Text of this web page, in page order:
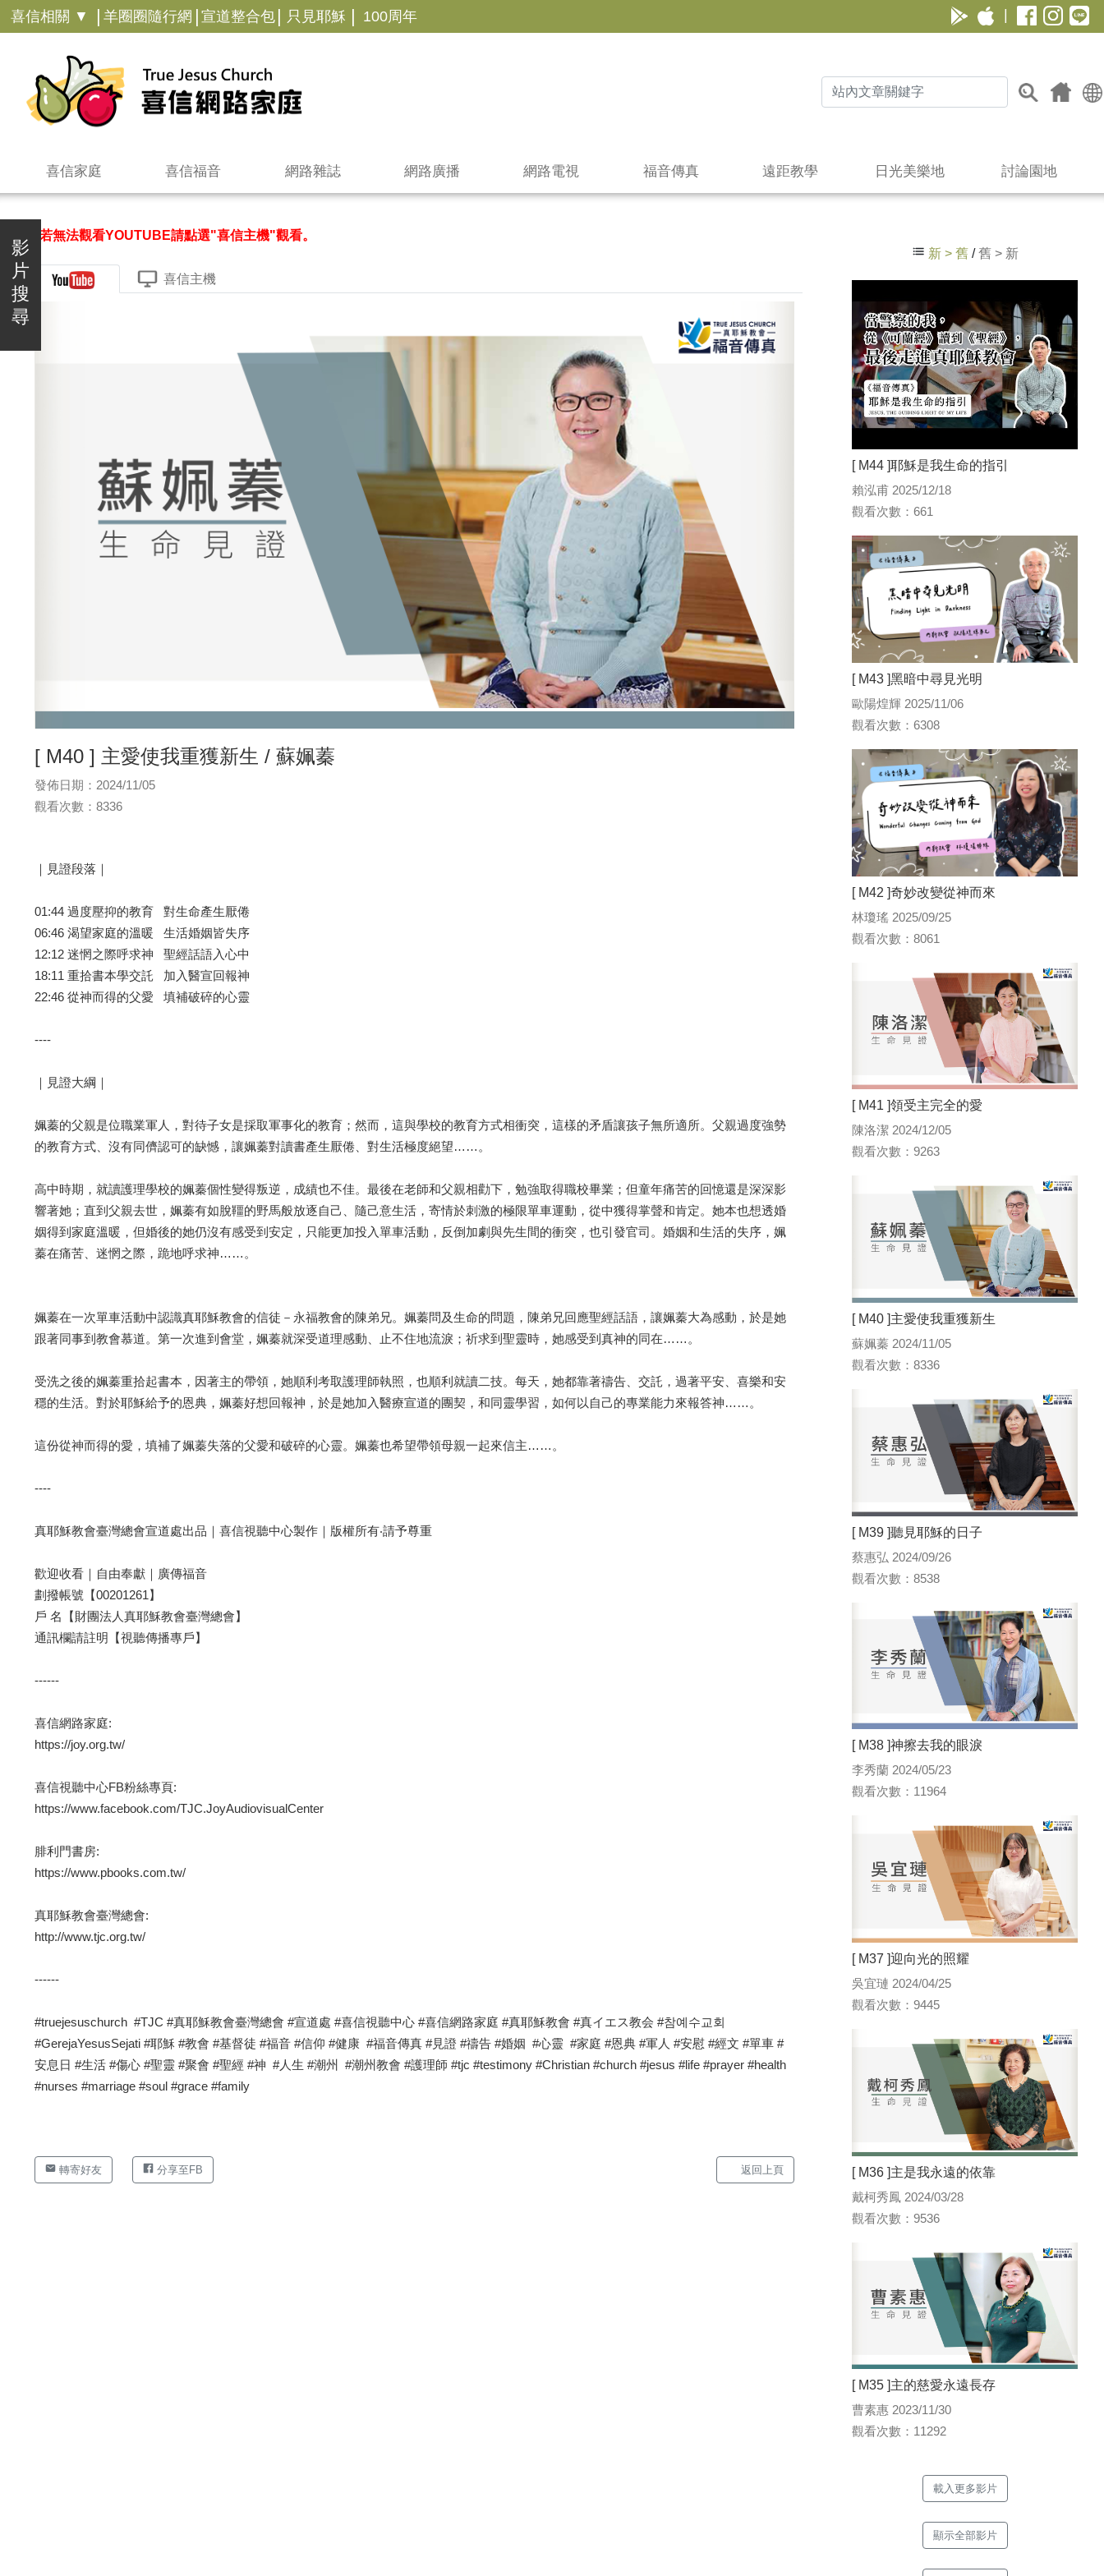
喜信相關 ▼ | 羊圈圈隨行網 | 宣道整合包 | 只見耶穌 | 100周年
喜信家庭 喜信福音 網路雜誌 網路廣播 網路電視 福音傳真 遠距教學 日光美樂地 討論園地
影
片
搜
尋
＊若無法觀看YOUTUBE請點選"喜信主機"觀看。
喜信主機
[ M40 ] 主愛使我重獲新生 / 蘇姵蓁
發佈日期：2024/11/05
觀看次數：8336
｜見證段落｜
01:44 過度壓抑的教育 對生命產生厭倦
06:46 渴望家庭的溫暖 生活婚姻皆失序
12:12 迷惘之際呼求神 聖經話語入心中
18:11 重拾書本學交託 加入醫宣回報神
22:46 從神而得的父愛 填補破碎的心靈
----
｜見證大綱｜
姵蓁的父親是位職業軍人，對待子女是採取軍事化的教育；然而，這與學校的教育方式相衝突，這樣的矛盾讓孩子無所適所。父親過度強勢
的教育方式、沒有同儕認可的缺憾，讓姵蓁對讀書產生厭倦、對生活極度絕望……。
高中時期，就讀護理學校的姵蓁個性變得叛逆，成績也不佳。最後在老師和父親相勸下，勉強取得職校畢業；但童年痛苦的回憶還是深深影
響著她；直到父親去世，姵蓁有如脫韁的野馬般放逐自己、隨己意生活，寄情於刺激的極限單車運動，從中獲得掌聲和肯定。她本也想透婚
姻得到家庭溫暖，但婚後的她仍沒有感受到安定，只能更加投入單車活動，反倒加劇與先生間的衝突，也引發官司。婚姻和生活的失序，姵
蓁在痛苦、迷惘之際，跪地呼求神……。
姵蓁在一次單車活動中認識真耶穌教會的信徒－永福教會的陳弟兄。姵蓁問及生命的問題，陳弟兄回應聖經話語，讓姵蓁大為感動，於是她
跟著同事到教會慕道。第一次進到會堂，姵蓁就深受道理感動、止不住地流淚；祈求到聖靈時，她感受到真神的同在……。
受洗之後的姵蓁重拾起書本，因著主的帶領，她順利考取護理師執照，也順利就讀二技。每天，她都靠著禱告、交託，過著平安、喜樂和安
穩的生活。對於耶穌給予的恩典，姵蓁好想回報神，於是她加入醫療宣道的團契，和同靈學習，如何以自己的專業能力來報答神……。
這份從神而得的愛，填補了姵蓁失落的父愛和破碎的心靈。姵蓁也希望帶領母親一起來信主……。
----
真耶穌教會臺灣總會宣道處出品｜喜信視聽中心製作｜版權所有‧請予尊重
歡迎收看｜自由奉獻｜廣傳福音
劃撥帳號【00201261】
戶 名【財團法人真耶穌教會臺灣總會】
通訊欄請註明【視聽傳播專戶】
------
喜信網路家庭:
https://joy.org.tw/
喜信視聽中心FB粉絲專頁:
https://www.facebook.com/TJC.JoyAudiovisualCenter
腓利門書房:
https://www.pbooks.com.tw/
真耶穌教會臺灣總會:
http://www.tjc.org.tw/
------
#truejesuschurch #TJC #真耶穌教會臺灣總會 #宣道處 #喜信視聽中心 #喜信網路家庭 #真耶穌教會 #真イエス教会 #참예수교회
#GerejaYesusSejati #耶穌 #教會 #基督徒 #福音 #信仰 #健康 #福音傳真 #見證 #禱告 #婚姻 #心靈 #家庭 #恩典 #軍人 #安慰 #經文 #單車 #
安息日 #生活 #傷心 #聖靈 #聚會 #聖經 #神 #人生 #潮州 #潮州教會 #護理師 #tjc #testimony #Christian #church #jesus #life #prayer #health
#nurses #marriage #soul #grace #family
轉寄好友 分享至FB 返回上頁
新 > 舊/舊 > 新
[ M44 ]耶穌是我生命的指引
賴泓甫 2025/12/18
觀看次數：661
[ M43 ]黑暗中尋見光明
歐陽煌輝 2025/11/06
觀看次數：6308
[ M42 ]奇妙改變從神而來
林瓊瑤 2025/09/25
觀看次數：8061
[ M41 ]領受主完全的愛
陳洛潔 2024/12/05
觀看次數：9263
[ M40 ]主愛使我重獲新生
蘇姵蓁 2024/11/05
觀看次數：8336
[ M39 ]聽見耶穌的日子
蔡惠弘 2024/09/26
觀看次數：8538
[ M38 ]神擦去我的眼淚
李秀蘭 2024/05/23
觀看次數：11964
[ M37 ]迎向光的照耀
吳宜璉 2024/04/25
觀看次數：9445
[ M36 ]主是我永遠的依靠
戴柯秀鳳 2024/03/28
觀看次數：9536
[ M35 ]主的慈愛永遠長存
曹素惠 2023/11/30
觀看次數：11292
載入更多影片
顯示全部影片